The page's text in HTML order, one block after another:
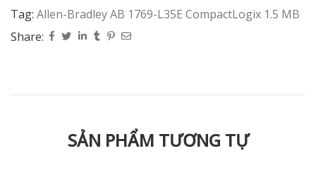
Tag: Allen-Bradley AB 1769-L35E CompactLogix 1.5 MB
Share:
SẢN PHẨM TƯƠNG TỰ